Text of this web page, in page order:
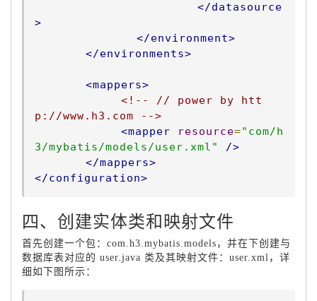
</datasource
>
</environment>
</environments>
<mappers>
<!-- // power by htt
p://www.h3.com -->
<mapper
resource="com/h
3/mybatis/models/user.xml"
/>
</mappers>
</configuration>
四、创建实体类和映射文件
首先创建一个包：com.h3.mybatis.models，并在下创建与
数据库表对应的 user.java 类及其映射文件：user.xml，详
细如下图所示：